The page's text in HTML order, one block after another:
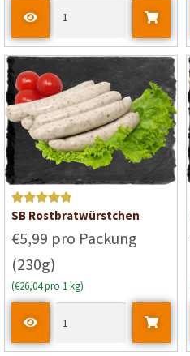
m
i
t
0
v
Bewertet mit
SB Rostbratwürstchen
€5,99 pro Packung
(230g)
(€26,04 pro 1 kg)